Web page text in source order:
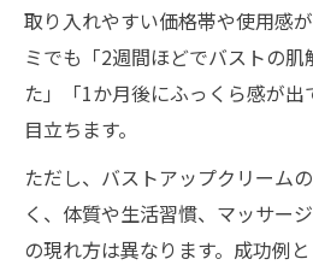
取り入れやすい価格帯や使用感
ミでも「2週間ほどでバストの肌
た」「1か月後にふっくら感が
目立ちます。
ただし、バストアップクリーム
く、体質や生活習慣、マッサー
の現れ方は異なります。成功例